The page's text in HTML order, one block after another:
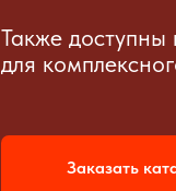
Также доступны
для
Заказать